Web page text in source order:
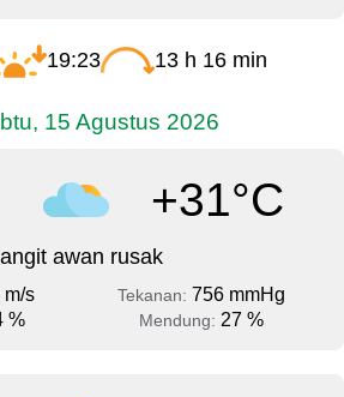
19:23 13 h 16 min
15 Agustus 2026
+31°C
awan rusak
m/s Tekanan: 756 mmHg
% Mendung: 27 %